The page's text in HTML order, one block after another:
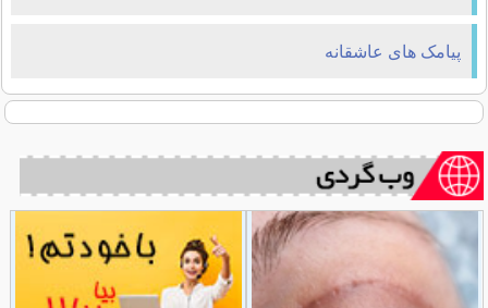
پیامک های عاشقانه